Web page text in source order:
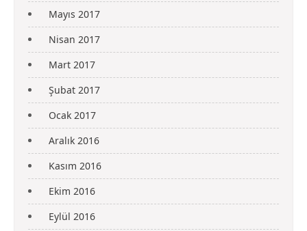
Mayıs 2017
Nisan 2017
Mart 2017
Şubat 2017
Ocak 2017
Aralık 2016
Kasım 2016
Ekim 2016
Eylül 2016